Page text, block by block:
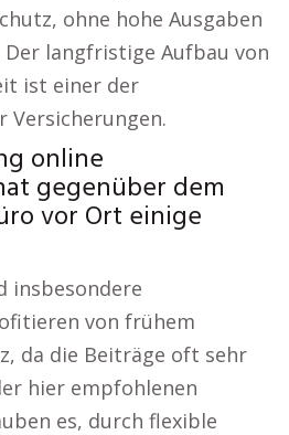
ohne hohe Ausgaben
Der langfristige Aufbau von
ist einer der
Versicherungen.
online
gegenüber dem
vor Ort einige
insbesondere
von frühem
da die Beiträge oft sehr
hier empfohlenen
es, durch flexible